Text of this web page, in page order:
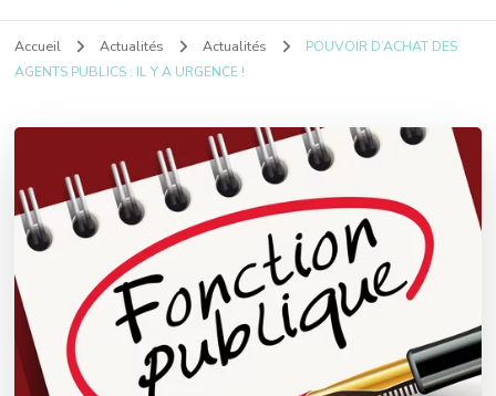
Accueil Actualités Actualités
POUVOIR D’ACHAT DES
AGENTS PUBLICS : IL Y A URGENCE !